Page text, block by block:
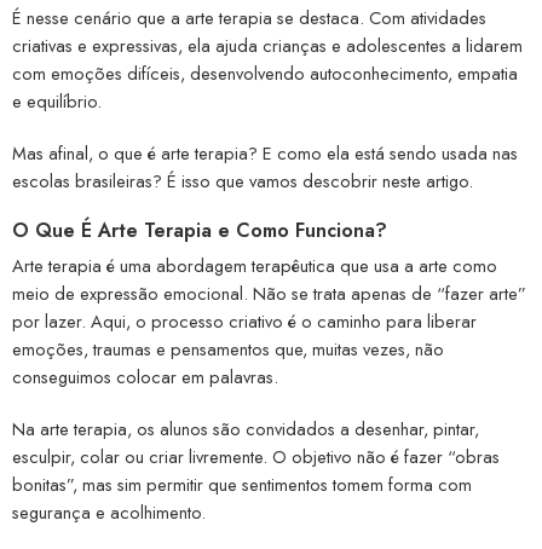
É nesse cenário que a arte terapia se destaca. Com atividades
criativas e expressivas, ela ajuda crianças e adolescentes a lidarem
com emoções difíceis, desenvolvendo autoconhecimento, empatia
e equilíbrio.
Mas afinal, o que é arte terapia? E como ela está sendo usada nas
escolas brasileiras? É isso que vamos descobrir neste artigo.
O Que É Arte Terapia e Como Funciona?
Arte terapia é uma abordagem terapêutica que usa a arte como
meio de expressão emocional. Não se trata apenas de “fazer arte”
por lazer. Aqui, o processo criativo é o caminho para liberar
emoções, traumas e pensamentos que, muitas vezes, não
conseguimos colocar em palavras.
Na arte terapia, os alunos são convidados a desenhar, pintar,
esculpir, colar ou criar livremente. O objetivo não é fazer “obras
bonitas”, mas sim permitir que sentimentos tomem forma com
segurança e acolhimento.